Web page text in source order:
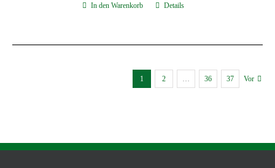
In den Warenkorb Details
1 2 … 36 37 Vor